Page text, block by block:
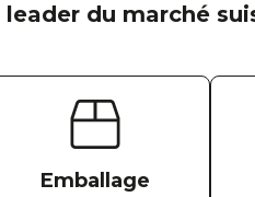
du marché
Emballage